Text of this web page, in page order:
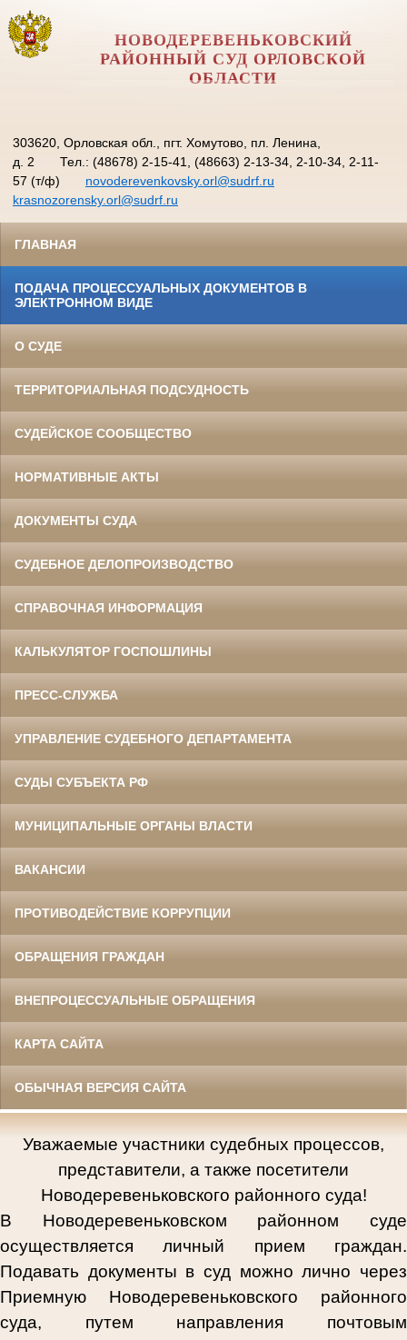
НОВОДЕРЕВЕНЬКОВСКИЙ
РАЙОННЫЙ СУД ОРЛОВCКОЙ
ОБЛАСТИ
303620, Орловская обл., пгт. Хомутово, пл. Ленина,
д. 2
Тел.: (48678) 2-15-41, (48663) 2-13-34, 2-10-34, 2-11-
57 (т/ф)
novoderevenkovsky.orl@sudrf.ru
krasnozorensky.orl@sudrf.ru
ГЛАВНАЯ
ПОДАЧА ПРОЦЕССУАЛЬНЫХ ДОКУМЕНТОВ В
ЭЛЕКТРОННОМ ВИДЕ
О СУДЕ
ТЕРРИТОРИАЛЬНАЯ ПОДСУДНОСТЬ
СУДЕЙСКОЕ СООБЩЕСТВО
НОРМАТИВНЫЕ АКТЫ
ДОКУМЕНТЫ СУДА
СУДЕБНОЕ ДЕЛОПРОИЗВОДСТВО
СПРАВОЧНАЯ ИНФОРМАЦИЯ
КАЛЬКУЛЯТОР ГОСПОШЛИНЫ
ПРЕСС-СЛУЖБА
УПРАВЛЕНИЕ СУДЕБНОГО ДЕПАРТАМЕНТА
СУДЫ СУБЪЕКТА РФ
МУНИЦИПАЛЬНЫЕ ОРГАНЫ ВЛАСТИ
ВАКАНСИИ
ПРОТИВОДЕЙСТВИЕ КОРРУПЦИИ
ОБРАЩЕНИЯ ГРАЖДАН
ВНЕПРОЦЕССУАЛЬНЫЕ ОБРАЩЕНИЯ
КАРТА САЙТА
ОБЫЧНАЯ ВЕРСИЯ САЙТА
Уважаемые участники судебных процессов,
представители, а также посетители
Новодеревеньковского районного суда!
В Новодеревеньковском районном суде
осуществляется личный прием граждан.
Подавать документы в суд можно лично через
Приемную Новодеревеньковского районного
суда, путем направления почтовым